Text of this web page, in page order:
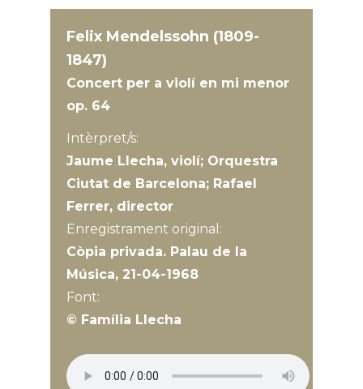
Felix Mendelssohn (1809-
1847)
Concert per a violí en mi menor
op. 64
Intèrpret/s:
Jaume Llecha, violí; Orquestra
Ciutat de Barcelona; Rafael
Ferrer, director
Enregistrament original:
Còpia privada. Palau de la
Música, 21-04-1968
Font:
© Família Llecha